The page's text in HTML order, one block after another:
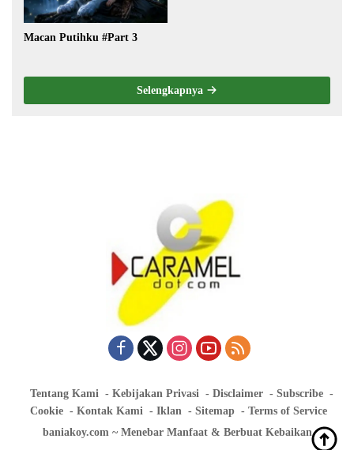
Macan Putihku #Part 3
Selengkapnya
Tentang Kami Kebijakan Privasi Disclaimer
Subscribe
Cookie
Kontak Kami Iklan Sitemap
Terms of Service
baniakoy.com ~ Menebar Manfaat & Berbuat Kebaikan